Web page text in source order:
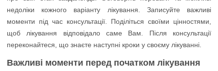
Важливі моменти перед початком лікування